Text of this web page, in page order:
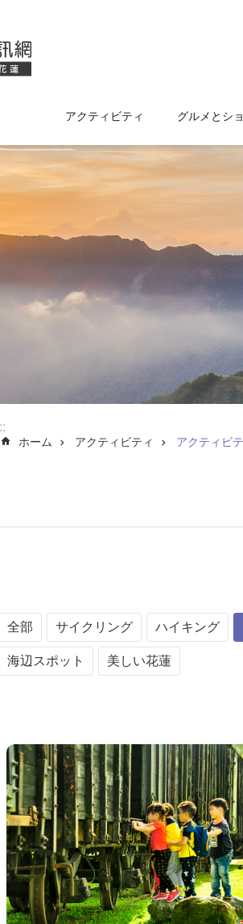
ます
アクティビティ グルメとシ
ホーム アクティビティ アクティビ
全部 サイクリング ハイキング
海辺スポット 美しい花蓮